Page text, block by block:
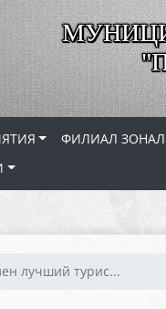
ФИЛИАЛ
лучший турис...